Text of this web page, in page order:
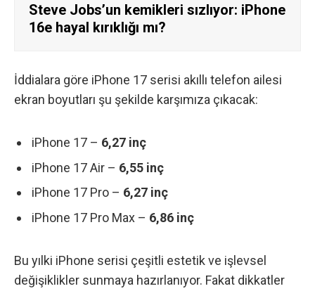
Steve Jobs’un kemikleri sızlıyor: iPhone
16e hayal kırıklığı mı?
İddialara göre iPhone 17 serisi akıllı telefon ailesi
ekran boyutları şu şekilde karşımıza çıkacak:
iPhone 17 – 6,27 inç
iPhone 17 Air – 6,55 inç
iPhone 17 Pro – 6,27 inç
iPhone 17 Pro Max – 6,86 inç
Bu yılki iPhone serisi çeşitli estetik ve işlevsel
değişiklikler sunmaya hazırlanıyor. Fakat dikkatler